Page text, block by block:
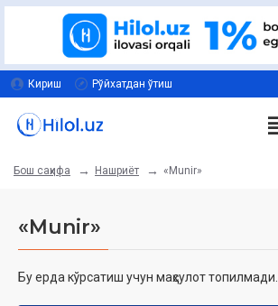
Кириш Рўйхатдан ўтиш
Бош саҳифа Нашриёт «Munir»
«Munir»
Бу ерда кўрсатиш учун маҳсулот топилмади.